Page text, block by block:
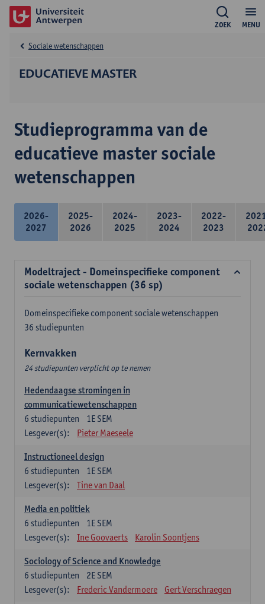
MENU
ZOEK
EDUCATIEVE MASTER
Sociale wetenschappen
Studieprogramma van de
educatieve master sociale
wetenschappen
2026-
2027
2025-
2026
2024-
2025
2023-
2024
2022-
2023
Modeltraject - Domeinspecifieke component
sociale wetenschappen (36 sp)
Domeinspecifieke component sociale wetenschappen
36 studiepunten
Kernvakken
24 studiepunten verplicht op te nemen
Hedendaagse stromingen in
communicatiewetenschappen
1E SEM
6 studiepunten
Lesgever(s):
Pieter Maeseele
Instructioneel design
1E SEM
6 studiepunten
Lesgever(s):
Tine van Daal
Media en politiek
1E SEM
6 studiepunten
Lesgever(s):
Ine Goovaerts Karolin Soontjens
Sociology of Science and Knowledge
2E SEM
6 studiepunten
Lesgever(s):
Frederic Vandermoere Gert Verschraegen